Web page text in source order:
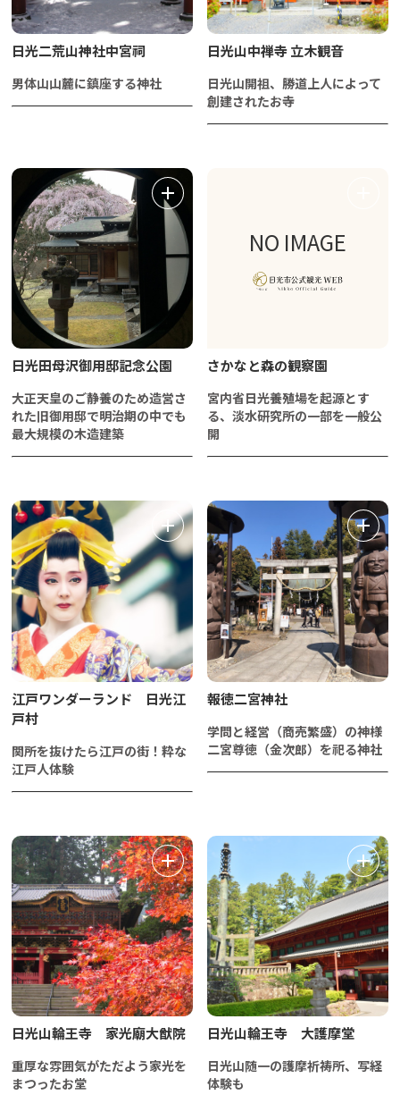
日光二荒山神社中宮祠
男体山山麓に鎮座する神社
日光山中禅寺 立木観音
日光山開祖、勝道上人によって
創建されたお寺
日光田母沢御用邸記念公園
大正天皇のご静養のため造営さ
れた旧御用邸で明治期の中でも
最大規模の木造建築
NO IMAGE
さかなと森の観察園
宮内省日光養殖場を起源とす
る、淡水研究所の一部を一般公
開
江戸ワンダーランド 日光江
戸村
関所を抜けたら江戸の街！粋な
江戸人体験
報徳二宮神社
学問と経営（商売繁盛）の神様
二宮尊徳（金次郎）を祀る神社
日光山輪王寺 家光廟大猷院
重厚な雰囲気がただよう家光を
まつったお堂
日光山輪王寺 大護摩堂
日光山随一の護摩祈祷所、写経
体験も